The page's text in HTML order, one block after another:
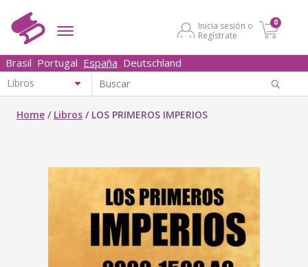
Inicia sesión o
Regístrate
0
Brasil Portugal España Deutschland
Home / Libros / LOS PRIMEROS IMPERIOS